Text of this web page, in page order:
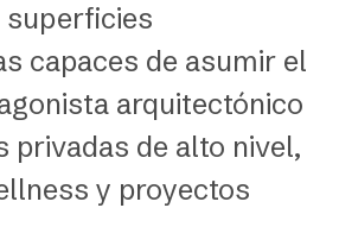
superficies
capaces de asumir el
arquitectónico
privadas de alto nivel,
y proyectos